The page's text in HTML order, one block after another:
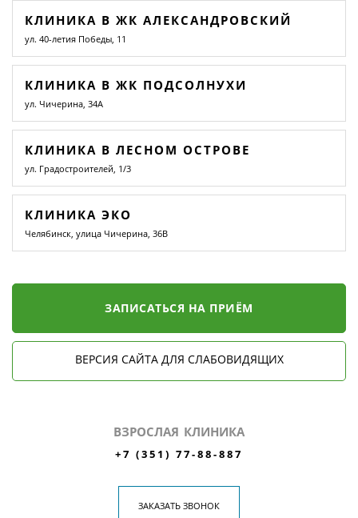
КЛИНИКА В ЖК АЛЕКСАНДРОВСКИЙ
ул. 40-летия Победы, 11
КЛИНИКА В ЖК ПОДСОЛНУХИ
ул. Чичерина, 34А
КЛИНИКА В ЛЕСНОМ ОСТРОВЕ
ул. Градостроителей, 1/3
КЛИНИКА ЭКО
Челябинск, улица Чичерина, 36В
ЗАПИСАТЬСЯ НА ПРИЁМ
ВЕРСИЯ САЙТА ДЛЯ СЛАБОВИДЯЩИХ
ВЗРОСЛАЯ КЛИНИКА
+7 (351) 77-88-887
ЗАКАЗАТЬ ЗВОНОК